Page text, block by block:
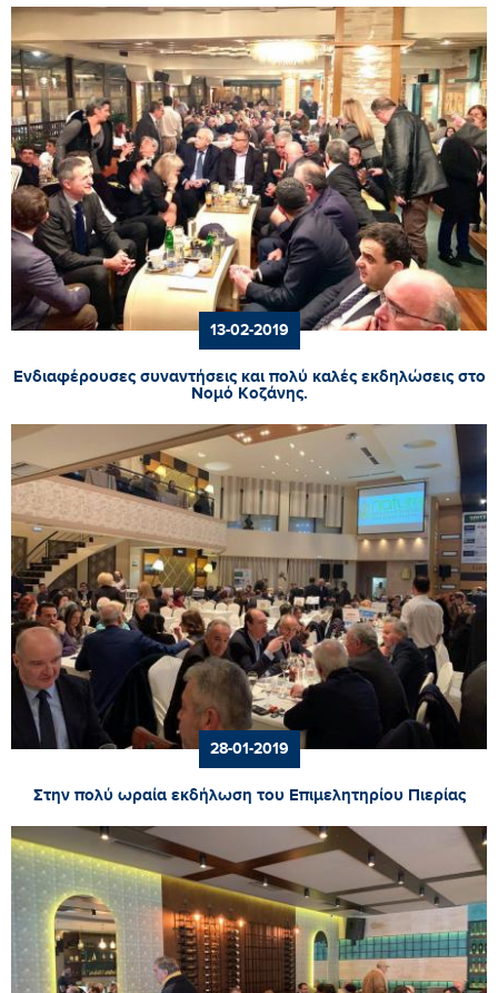
13-02-2019
Ενδιαφέρουσες συναντήσεις και πολύ καλές εκδηλώσεις στο
Νομό Κοζάνης.
28-01-2019
Στην πολύ ωραία εκδήλωση του Επιμελητηρίου Πιερίας